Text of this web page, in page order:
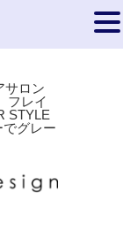
サロン
フレイ
STYLE
グレー